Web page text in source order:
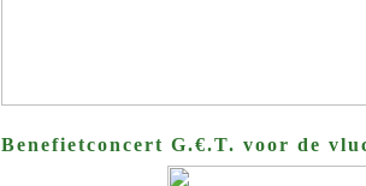
Benefietconcert G.€.T. voor de